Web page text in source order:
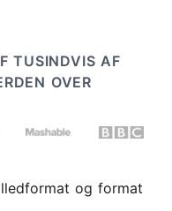
TUSINDVIS AF
OVER
og format